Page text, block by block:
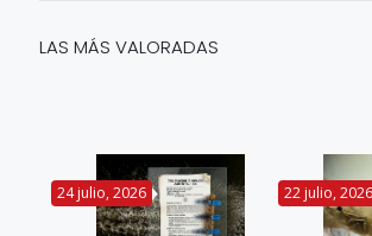
LAS MÁS VALORADAS
24 julio, 2026 22 julio, 2026